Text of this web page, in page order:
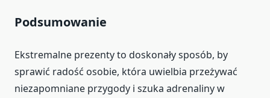
Podsumowanie
Ekstremalne prezenty to doskonały sposób, by
sprawić radość osobie, która uwielbia przeżywać
niezapomniane przygody i szuka adrenaliny w